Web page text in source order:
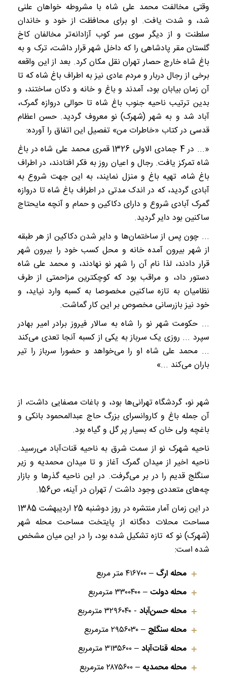
وقتی مخالفت محمد علی شاه با مشروطه خواهان علنی
شد، و شدت یافت. او برای محافظت از خود و خاندان
سلطنت و از دیگر سوی سر کوب آزادانه‌تر مخالفان کاخ
گلستان مقر پادشاهی را که داخل شهر قرار داشت، ترک و به
باغ شاه خارج حصار تهران نقل مکان کرد. بعد از این واقعه
برخی از رجال دربار و مردم عادی نیز به اطراف باغ شاه که تا
آن زمان بیابان بود، آمدند و باغ و خانه و دکان ساختند، و
بدین ترتیب ناحیه جنوب باغ شاه تا حوالی دروازه گمرک،
‌آباد شد و به شهر (شهرک) نو معروف گردید. حسن اعظام
قدسی در کتاب «خاطرات من» تفصیل این اتفاق را آورده:
«... در 4 جمادی الاولی 1326 قمری محمد علی شاه در باغ
شاه تمرکز یافت. رجال و اعیان روز به فکر افتادند، در اطراف
باغ شاه، تهیه باغ و منزل نمایند، به این جهت شروع به
آبادی گردید، که در اندک مدتی در اطراف باغ شاه تا دروازه
گمرک آبادی شروع و دارای دکاکین و حمام و آنچه مایحتاج
ساکنین بود دایر گردید.
... چون پس از ساختمان‌ها و دایر شدن دکاکین از هر طبقه
از شهر بیرون آمده خانه و محل کسب خود را بیرون شهر
قرار دادند، لذا نام آن را شهر نو نهادند، و محمد علی شاه
دستور داد، و مراقب بود که کوچکترین مزاحمتی از طرف
نظامیان به تازه ساکنین مخصوصا به کسبه وارد نیاید، و
خود نیز بازرسانی مخصوص بر این کار گماشت.
... حکومت شهر نو را شاه به سالار فیروز برادر امیر بهادر
سپرد ... روزی یک سرباز به یکی از کسبه آنجا تعدی می‌کند
... محمد علی شاه او را می‌خواهد و حضورا سرباز را تیر
باران می‌کند ...»
شهر نو، گردشگاه تهرانی‌ها بود، و باغات مصفایی داشت، از
آن جمله باغ و کاروانسرای بزرگ حاج عبدالمحمود بانکی و
باغچه ولی خان که بسیار پر گل و گیاه بود.
ناحیه شهرک نو از سمت شرق به ناحیه قنات‌آباد می‌رسید.
ناحیه اخیر از میدان گمرک آغاز و تا میدان محمدیه و زیر
سنگلج قدیم را در بر می‌گرفت. در این ناحیه گذر‌ها و بازار
چه‌های متعددی وجود داشت / تهران در آینه، ص156.
در این زمان آمار منتشره در روز دوشنبه 25 اردیبهشت 1385
مساحت محلات ده‌گانه از پایتخت مساحت محله شهر
(شهرک) نو که تازه تشکیل شده بود، را در این میان مشخص
شده است:
محله ارگ – ۴۱۶۷۰۰ متر مربع
محله دولت – ۳۳۰۰۴۰۰ مترمربع
محله حسن‌آباد - ۳۲۹۶۰۴۰ مترمربع
محله سنگلج – ۲۹۵۶۰۳۰ مترمربع
محله قنات‌آباد– ۳۱۳۵۶۰۰ مترمربع
محله محمدیه – ۲۸۷۵۶۰۰ مترمربع